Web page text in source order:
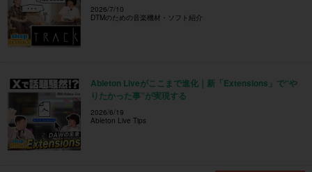
2026/7/10
DTMのための音楽機材・ソフト紹介
Ableton Liveがここまで進化｜新「Extensions」で“や
りたかった事”が実現する
2026/6/19
Ableton Live Tips